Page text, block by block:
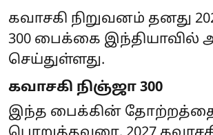
கவாசகி நிறுவனம் தனது
300 பைக்கை இந்தியாவில்
செய்துள்ளது.
கவாசகி நிஞ்ஜா 300
இந்த பைக்கின்